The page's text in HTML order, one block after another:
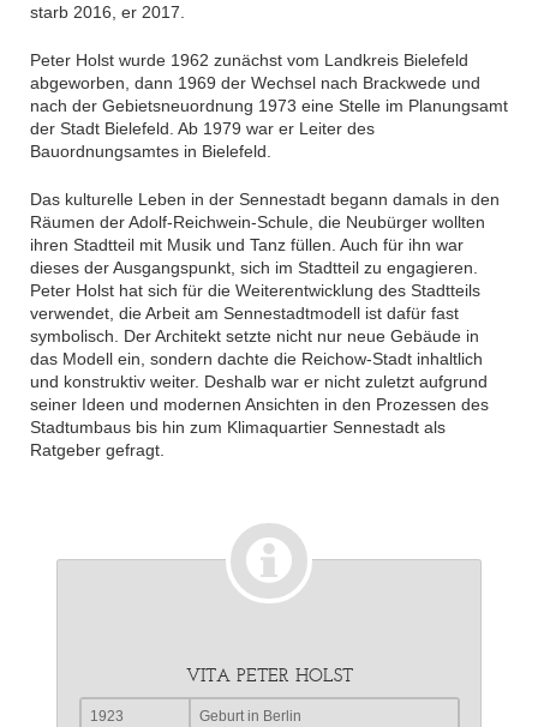
starb 2016, er 2017.
Peter Holst wurde 1962 zunächst vom Landkreis Bielefeld
abgeworben, dann 1969 der Wechsel nach Brackwede und
nach der Gebietsneuordnung 1973 eine Stelle im Planungsamt
der Stadt Bielefeld. Ab 1979 war er Leiter des
Bauordnungsamtes in Bielefeld.
Das kulturelle Leben in der Sennestadt begann damals in den
Räumen der Adolf-Reichwein-Schule, die Neubürger wollten
ihren Stadtteil mit Musik und Tanz füllen. Auch für ihn war
dieses der Ausgangspunkt, sich im Stadtteil zu engagieren.
Peter Holst hat sich für die Weiterentwicklung des Stadtteils
verwendet, die Arbeit am Sennestadtmodell ist dafür fast
symbolisch. Der Architekt setzte nicht nur neue Gebäude in
das Modell ein, sondern dachte die Reichow-Stadt inhaltlich
und konstruktiv weiter. Deshalb war er nicht zuletzt aufgrund
seiner Ideen und modernen Ansichten in den Prozessen des
Stadtumbaus bis hin zum Klimaquartier Sennestadt als
Ratgeber gefragt.
VITA PETER HOLST
1923
Geburt in Berlin